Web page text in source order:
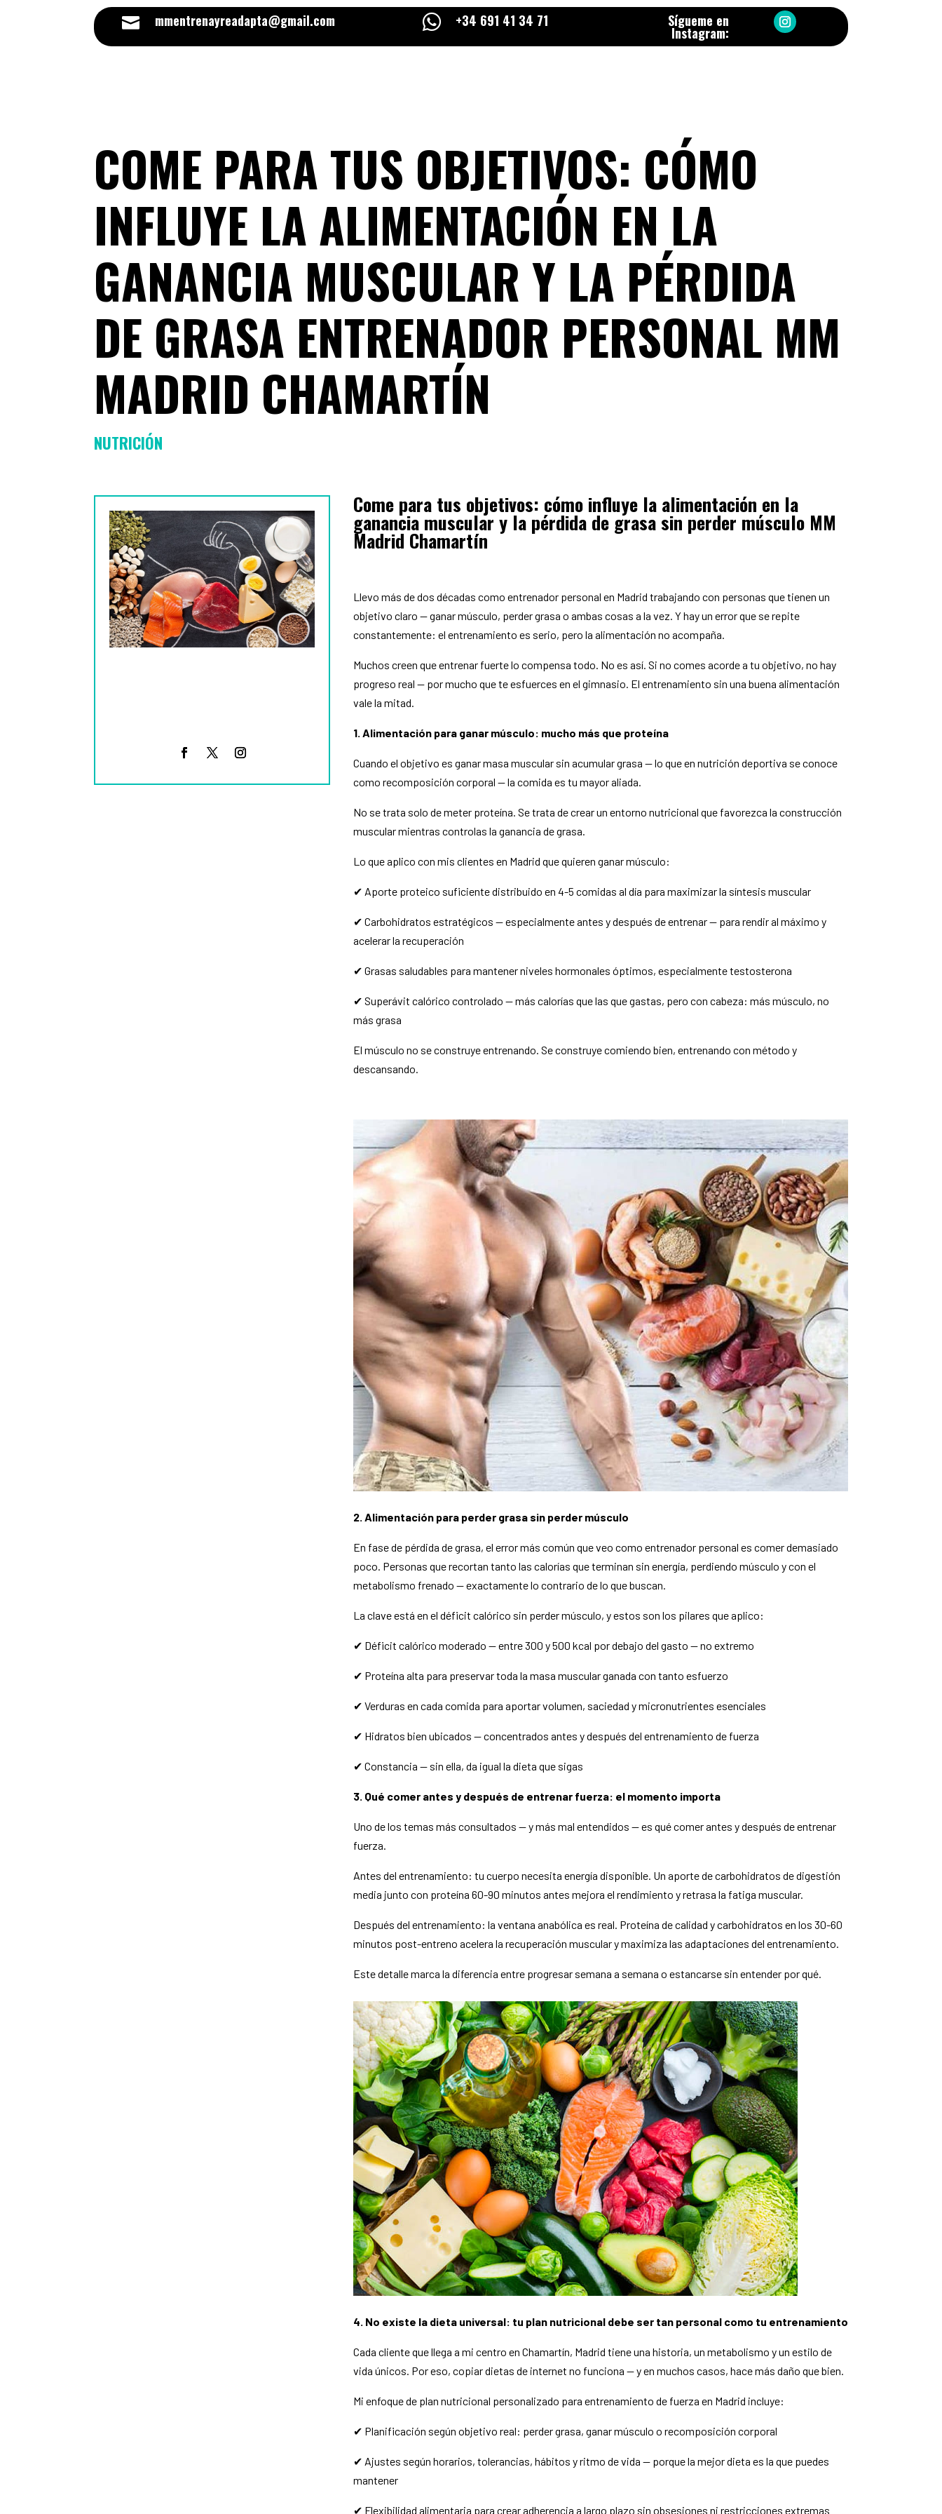
 mmentrenayreadapta@gmail.com  +34 691 41 34 71 Sígueme en
Instagram:
COME PARA TUS OBJETIVOS: CÓMO
INFLUYE LA ALIMENTACIÓN EN LA
GANANCIA MUSCULAR Y LA PÉRDIDA
DE GRASA ENTRENADOR PERSONAL MM
MADRID CHAMARTÍN
NUTRICIÓN
Come para tus objetivos: cómo influye la alimentación en la
ganancia muscular y la pérdida de grasa sin perder músculo MM
Madrid Chamartín
Llevo más de dos décadas como entrenador personal en Madrid trabajando con personas que tienen un
objetivo claro — ganar músculo, perder grasa o ambas cosas a la vez. Y hay un error que se repite
constantemente: el entrenamiento es serio, pero la alimentación no acompaña.
Muchos creen que entrenar fuerte lo compensa todo. No es así. Si no comes acorde a tu objetivo, no hay
progreso real — por mucho que te esfuerces en el gimnasio. El entrenamiento sin una buena alimentación
vale la mitad.
1. Alimentación para ganar músculo: mucho más que proteína
Cuando el objetivo es ganar masa muscular sin acumular grasa — lo que en nutrición deportiva se conoce
como recomposición corporal — la comida es tu mayor aliada.
No se trata solo de meter proteína. Se trata de crear un entorno nutricional que favorezca la construcción
muscular mientras controlas la ganancia de grasa.
Lo que aplico con mis clientes en Madrid que quieren ganar músculo:
✔ Aporte proteico suficiente distribuido en 4-5 comidas al día para maximizar la síntesis muscular
✔ Carbohidratos estratégicos — especialmente antes y después de entrenar — para rendir al máximo y
acelerar la recuperación
✔ Grasas saludables para mantener niveles hormonales óptimos, especialmente testosterona
✔ Superávit calórico controlado — más calorías que las que gastas, pero con cabeza: más músculo, no
más grasa
El músculo no se construye entrenando. Se construye comiendo bien, entrenando con método y
descansando.
2. Alimentación para perder grasa sin perder músculo
En fase de pérdida de grasa, el error más común que veo como entrenador personal es comer demasiado
poco. Personas que recortan tanto las calorías que terminan sin energía, perdiendo músculo y con el
metabolismo frenado — exactamente lo contrario de lo que buscan.
La clave está en el déficit calórico sin perder músculo, y estos son los pilares que aplico:
✔ Déficit calórico moderado — entre 300 y 500 kcal por debajo del gasto — no extremo
✔ Proteína alta para preservar toda la masa muscular ganada con tanto esfuerzo
✔ Verduras en cada comida para aportar volumen, saciedad y micronutrientes esenciales
✔ Hidratos bien ubicados — concentrados antes y después del entrenamiento de fuerza
✔ Constancia — sin ella, da igual la dieta que sigas
3. Qué comer antes y después de entrenar fuerza: el momento importa
Uno de los temas más consultados — y más mal entendidos — es qué comer antes y después de entrenar
fuerza.
Antes del entrenamiento: tu cuerpo necesita energía disponible. Un aporte de carbohidratos de digestión
media junto con proteína 60-90 minutos antes mejora el rendimiento y retrasa la fatiga muscular.
Después del entrenamiento: la ventana anabólica es real. Proteína de calidad y carbohidratos en los 30-60
minutos post-entreno acelera la recuperación muscular y maximiza las adaptaciones del entrenamiento.
Este detalle marca la diferencia entre progresar semana a semana o estancarse sin entender por qué.
4. No existe la dieta universal: tu plan nutricional debe ser tan personal como tu entrenamiento
Cada cliente que llega a mi centro en Chamartín, Madrid tiene una historia, un metabolismo y un estilo de
vida únicos. Por eso, copiar dietas de internet no funciona — y en muchos casos, hace más daño que bien.
Mi enfoque de plan nutricional personalizado para entrenamiento de fuerza en Madrid incluye:
✔ Planificación según objetivo real: perder grasa, ganar músculo o recomposición corporal
✔ Ajustes según horarios, tolerancias, hábitos y ritmo de vida — porque la mejor dieta es la que puedes
mantener
✔ Flexibilidad alimentaria para crear adherencia a largo plazo sin obsesiones ni restricciones extremas